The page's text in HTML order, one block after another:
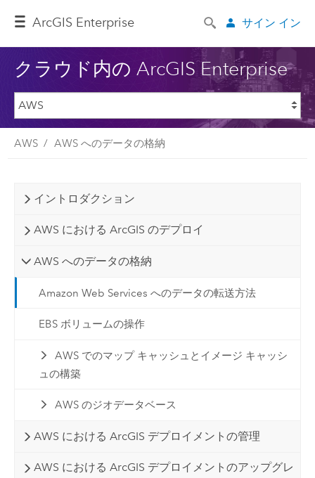
ArcGIS Enterprise サイン イン
クラウド内の ArcGIS Enterprise
AWS AWS へのデータの格納
イントロダクション
AWS における ArcGIS のデプロイ
AWS へのデータの格納
Amazon Web Services へのデータの転送方法
EBS ボリュームの操作
AWS でのマップ キャッシュとイメージ キャッシ
ュの構築
AWS のジオデータベース
AWS における ArcGIS デプロイメントの管理
AWS における ArcGIS デプロイメントのアップグレ